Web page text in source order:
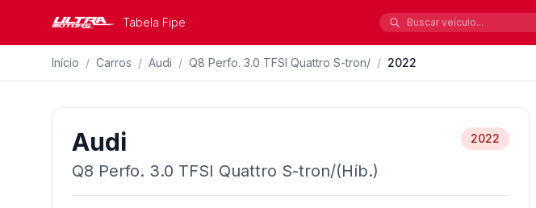
Tabela Fipe
Início / Carros / Audi / Q8 Perfo. 3.0 TFSI Quattro S-tron/ / 2022
Audi
Q8 Perfo. 3.0 TFSI Quattro S-tron/(Híb.)
2022